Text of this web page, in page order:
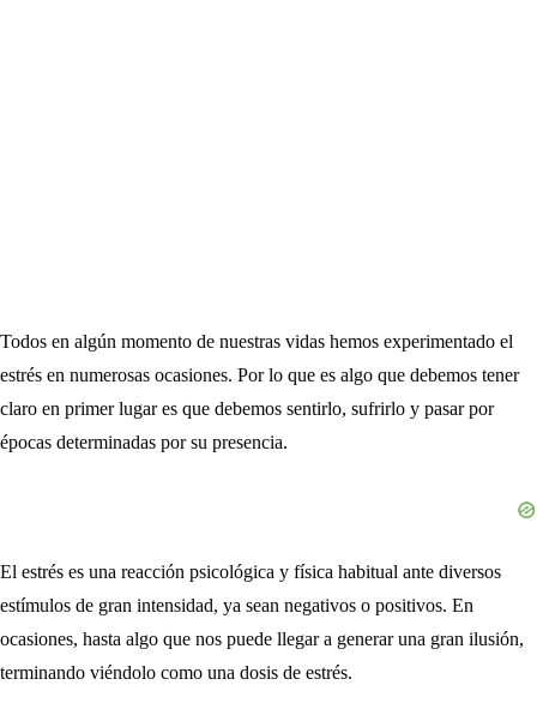
Todos en algún momento de nuestras vidas hemos experimentado el
estrés en numerosas ocasiones. Por lo que es algo que debemos tener
claro en primer lugar es que debemos sentirlo, sufrirlo y pasar por
épocas determinadas por su presencia.
El estrés es una reacción psicológica y física habitual ante diversos
estímulos de gran intensidad, ya sean negativos o positivos. En
ocasiones, hasta algo que nos puede llegar a generar una gran ilusión,
terminando viéndolo como una dosis de estrés.